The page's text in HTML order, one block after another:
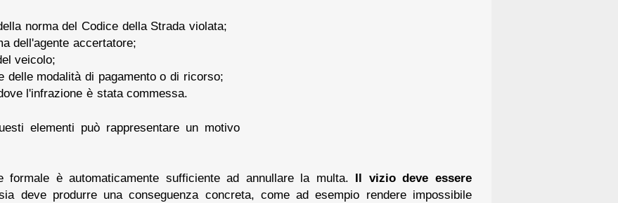
norma del Codice della Strada violata;
dell'agente accertatore;
veicolo;
delle modalità di pagamento o di ricorso;
l'infrazione è stata commessa.
elementi può rappresentare un motivo
formale è automaticamente sufficiente ad annullare la multa. Il vizio deve essere
deve produrre una conseguenza concreta, come ad esempio rendere impossibile